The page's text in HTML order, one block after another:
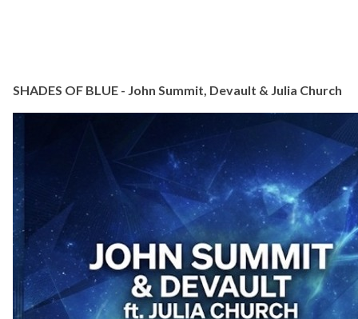
SHADES OF BLUE - John Summit, Devault & Julia Church